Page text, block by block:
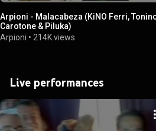
Arpioni - Malacabeza (KiNO Ferri, Tonino
Carotone & Piluka)
Arpioni • 214K views
Live performances